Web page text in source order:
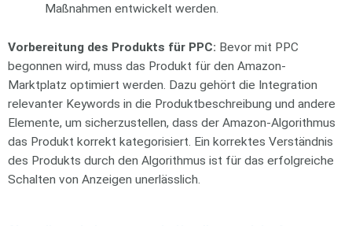
Maßnahmen entwickelt werden.
Vorbereitung des Produkts für PPC: Bevor mit PPC
begonnen wird, muss das Produkt für den Amazon-
Marktplatz optimiert werden. Dazu gehört die Integration
relevanter Keywords in die Produktbeschreibung und andere
Elemente, um sicherzustellen, dass der Amazon-Algorithmus
das Produkt korrekt kategorisiert. Ein korrektes Verständnis
des Produkts durch den Algorithmus ist für das erfolgreiche
Schalten von Anzeigen unerlässlich.